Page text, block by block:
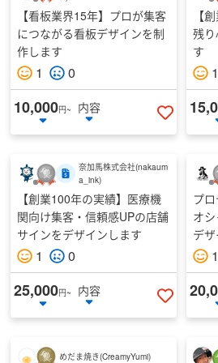
【看板業界15年】プロが集客
につながる看板デザインを制
作します
1 0
10,000円~
内容
いいねす
【
残
す
1
奈加馬株式会社(nakaum
a_ink)
【創業100年の実績】医療機
関向け集客・信頼感UPの店舗
サインをデザインします
1 0
25,000円~
内容
いいねす
プ
オ
デ
めだま焼き(CreamyYumi)